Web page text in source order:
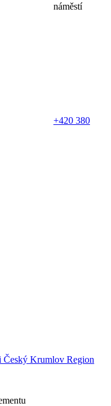
náměstí
+420 380
Český Krumlov Region